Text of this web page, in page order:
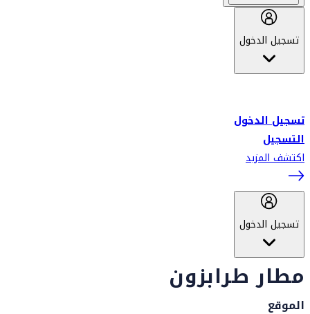
تسجيل الدخول
تسجيل الدخول
التسجيل
اكتشف المزيد
تسجيل الدخول
مطار طرابزون
الموقع